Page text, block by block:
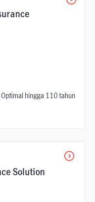
hingga 110 tahun
Solution